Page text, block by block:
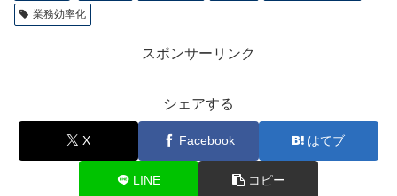
業務効率化
スポンサーリンク
シェアする
X Facebook はてブ
LINE コピー